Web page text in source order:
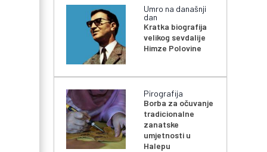
Umro na današnji
dan
Kratka biografija
velikog sevdalije
Himze Polovine
Pirografija
Borba za očuvanje
tradicionalne
zanatske
umjetnosti u
Halepu